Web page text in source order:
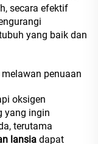
secara efektif
yang baik dan
penuaan
oksigen
yang ingin
terutama
lansia dapat